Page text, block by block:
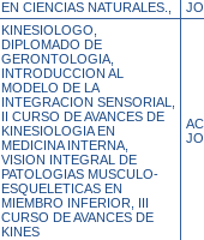
EN CIENCIAS NATURALES.,
KINESIOLOGO,
DIPLOMADO DE
GERONTOLOGIA,
INTRODUCCION AL
MODELO DE LA
INTEGRACION SENSORIAL,
II CURSO DE AVANCES DE
KINESIOLOGIA EN
MEDICINA INTERNA,
VISION INTEGRAL DE
PATOLOGIAS MUSCULO-
ESQUELETICAS EN
MIEMBRO INFERIOR, III
CURSO DE AVANCES DE
KINES